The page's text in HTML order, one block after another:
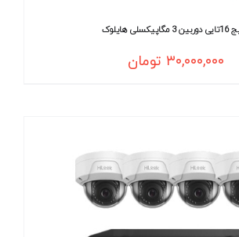
هایلوک
۳۰,۰۰۰,۰۰۰ تومان